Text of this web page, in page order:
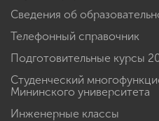
Сведения об
Телефонный справочник
Подготовительные курсы
Студенческий
Мининского университета
Инженерные классы